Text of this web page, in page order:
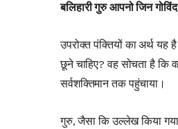
बलिहारी गुरु आपनो जिन
उपरोक्त पंक्तियों का अर्थ यह
छूने चाहिए? वह सोचता है कि
सर्वशक्तिमान तक पहुंचाया।
गुरु, जैसा कि उल्लेख किया गया